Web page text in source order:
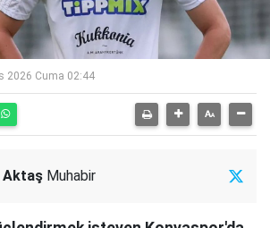
2026 Cuma 02:44
Aktaş Muhabir